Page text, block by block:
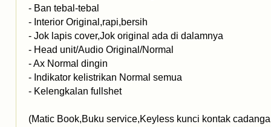
- Ban tebal-tebal
- Interior Original,rapi,bersih
- Jok lapis cover,Jok original ada di dalamnya
- Head unit/Audio Original/Normal
- Ax Normal dingin
- Indikator kelistrikan Normal semua
- Kelengkalan fullshet
(Matic Book,Buku service,Keyless kunci kontak